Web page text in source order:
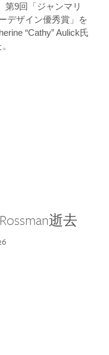
第9回「ジャンマリ
デザイン優秀賞」を
“Cathy” Aulick氏
逝去